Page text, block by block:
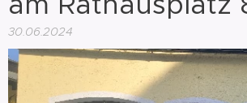
30.06.2024